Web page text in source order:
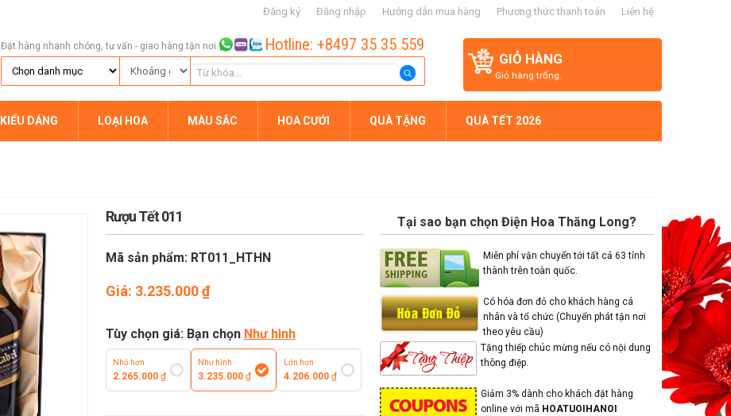
Đăng ký Đăng nhập Hướng dẫn mua hàng Phương thức thanh toán Liên hệ
GIỎ HÀNG
Giỏ hàng trống.
Đặt hàng nhanh chóng, tư vấn - giao hàng tận nơi. Hotline: +8497 35 35 559
KIỂU DÁNG LOẠI HOA MÀU SẮC HOA CƯỚI QUÀ TẶNG QUÀ TẾT 2026
Rượu Tết 011
Mã sản phẩm: RT011_HTHN
Giá: 3.235.000₫
Tùy chọn giá: Bạn chọn Như hình
Nhỏ hơn
2.265.000 ₫
Như hình
3.235.000₫
Lớn hơn
4.206.000 ₫
Tại sao bạn chọn Điện Hoa Thăng Long?
Miễn phí vận chuyển tới tất cả 63 tỉnh
thành trên toàn quốc.
Có hóa đơn đỏ cho khách hàng cá
nhân và tổ chức (Chuyển phát tận nơi
theo yêu cầu)
Tặng thiếp chúc mừng nếu có nội dung
thông điệp.
Giảm 3% dành cho khách đặt hàng
online với mã HOATUOIHANOI